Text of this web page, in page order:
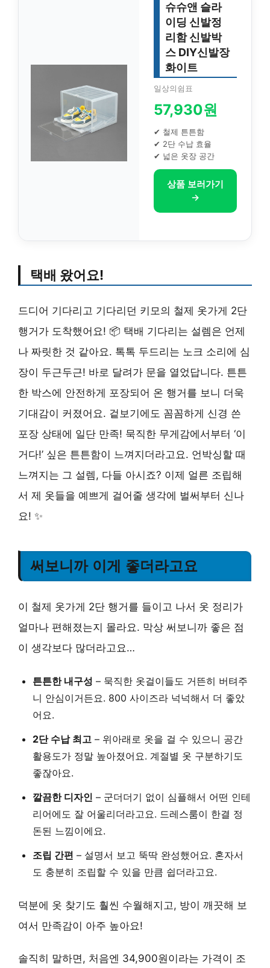
슈슈앤 슬라
이딩 신발정
리함 신발박
스 DIY신발장
화이트
일상의쉼표
57,930원
✔ 철제 튼튼함
✔ 2단 수납 효율
✔ 넓은 옷장 공간
상품 보러가기
→
택배 왔어요!
드디어 기다리고 기다리던 키모의 철제 옷가게 2단
행거가 도착했어요! 📦 택배 기다리는 설렘은 언제
나 짜릿한 것 같아요. 톡톡 두드리는 노크 소리에 심
장이 두근두근! 바로 달려가 문을 열었답니다. 튼튼
한 박스에 안전하게 포장되어 온 행거를 보니 더욱
기대감이 커졌어요. 겉보기에도 꼼꼼하게 신경 쓴
포장 상태에 일단 만족! 묵직한 무게감에서부터 ‘이
거다!’ 싶은 튼튼함이 느껴지더라고요. 언박싱할 때
느껴지는 그 설렘, 다들 아시죠? 이제 얼른 조립해
서 제 옷들을 예쁘게 걸어줄 생각에 벌써부터 신나
요! ✨
써보니까 이게 좋더라고요
이 철제 옷가게 2단 행거를 들이고 나서 옷 정리가
얼마나 편해졌는지 몰라요. 막상 써보니까 좋은 점
이 생각보다 많더라고요…
튼튼한 내구성 – 묵직한 옷걸이들도 거뜬히 버텨주
니 안심이거든요. 800 사이즈라 넉넉해서 더 좋았
어요.
2단 수납 최고 – 위아래로 옷을 걸 수 있으니 공간
활용도가 정말 높아졌어요. 계절별 옷 구분하기도
좋잖아요.
깔끔한 디자인 – 군더더기 없이 심플해서 어떤 인테
리어에도 잘 어울리더라고요. 드레스룸이 한결 정
돈된 느낌이에요.
조립 간편 – 설명서 보고 뚝딱 완성했어요. 혼자서
도 충분히 조립할 수 있을 만큼 쉽더라고요.
덕분에 옷 찾기도 훨씬 수월해지고, 방이 깨끗해 보
여서 만족감이 아주 높아요!
솔직히 말하면, 처음엔 34,900원이라는 가격이 조